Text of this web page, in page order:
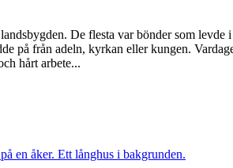
De flesta var bönder som
på från adeln, kyrkan eller kungen.
hårt arbete...